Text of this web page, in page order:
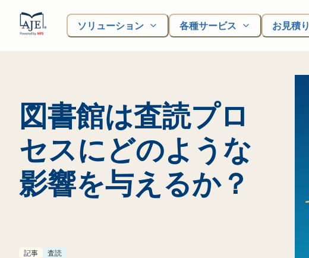
ソリューション 各種サービス お見積り
図書館は査読プロ
セスにどのような
影響を与えるか？
記事 査読